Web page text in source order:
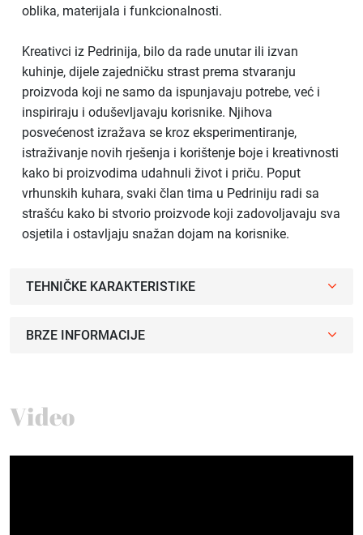
oblika, materijala i funkcionalnosti.
Kreativci iz Pedrinija, bilo da rade unutar ili izvan
kuhinje, dijele zajedničku strast prema stvaranju
proizvoda koji ne samo da ispunjavaju potrebe, već i
inspiriraju i oduševljavaju korisnike. Njihova
posvećenost izražava se kroz eksperimentiranje,
istraživanje novih rješenja i korištenje boje i kreativnosti
kako bi proizvodima udahnuli život i priču. Poput
vrhunskih kuhara, svaki član tima u Pedriniju radi sa
strašću kako bi stvorio proizvode koji zadovoljavaju sva
osjetila i ostavljaju snažan dojam na korisnike.
TEHNIČKE KARAKTERISTIKE
BRZE INFORMACIJE
Video